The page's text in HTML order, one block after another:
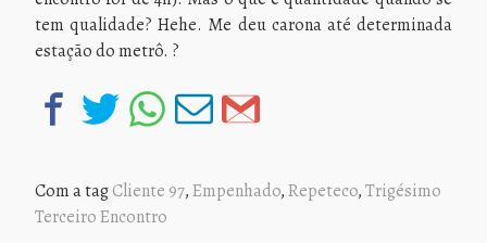
tem qualidade? Hehe. Me deu carona até determinada
estação do metrô. ?
Com a tagCliente 97,Empenhado,Repeteco,Trigésimo
Terceiro Encontro